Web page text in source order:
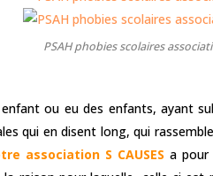
PSAH phobies scolaires
ou eu des enfants, ayant
qui en disent long, qui
association S CAUSES a pour